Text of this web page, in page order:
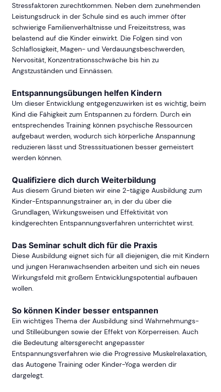
Stressfaktoren zurechtkommen. Neben dem zunehmenden
Leistungsdruck in der Schule sind es auch immer öfter
schwierige Familienverhältnisse und Freizeitstress, was
belastend auf die Kinder einwirkt. Die Folgen sind von
Schlaflosigkeit, Magen- und Verdauungsbeschwerden,
Nervosität, Konzentrationsschwäche bis hin zu
Angstzuständen und Einnässen.
Entspannungsübungen helfen Kindern
Um dieser Entwicklung entgegenzuwirken ist es wichtig, beim
Kind die Fähigkeit zum Entspannen zu fördern. Durch ein
entsprechendes Training können psychische Ressourcen
aufgebaut werden, wodurch sich körperliche Anspannung
reduzieren lässt und Stresssituationen besser gemeistert
werden können.
Qualifiziere dich durch Weiterbildung
Aus diesem Grund bieten wir eine 2-tägige Ausbildung zum
Kinder-Entspannungstrainer an, in der du über die
Grundlagen, Wirkungsweisen und Effektivität von
kindgerechten Entspannungsverfahren unterrichtet wirst.
Das Seminar schult dich für die Praxis
Diese Ausbildung eignet sich für all diejenigen, die mit Kindern
und jungen Heranwachsenden arbeiten und sich ein neues
Wirkungsfeld mit großem Entwicklungspotential aufbauen
wollen.
So können Kinder besser entspannen
Ein wichtiges Thema der Ausbildung sind Wahrnehmungs-
und Stilleübungen sowie der Effekt von Körperreisen. Auch
die Bedeutung altersgerecht angepasster
Entspannungsverfahren wie die Progressive Muskelrelaxation,
das Autogene Training oder Kinder-Yoga werden dir
dargelegt.